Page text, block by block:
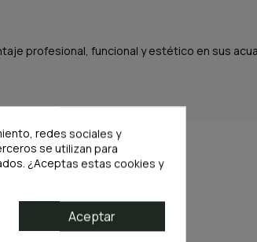
profesional, funcional y estético en sus
redes sociales y
se utilizan para
¿Aceptas estas cookies y
Aceptar